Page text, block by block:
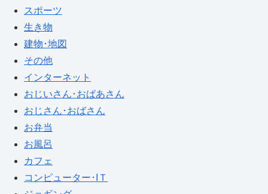
スポーツ
生き物
建物･地図
その他
インターネット
おじいさん･おばあさん
おじさん･おばさん
お弁当
お風呂
カフェ
コンピューター･IＴ